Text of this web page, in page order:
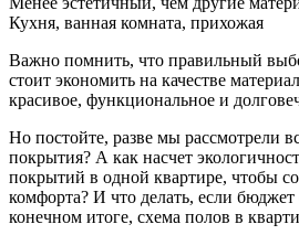
Кухня, ванная комната, прихожая
Важно помнить, что правильный
стоит экономить на качестве
красивое, функциональное и
Но постойте, разве мы рассмотрели
покрытия? А как насчет
покрытий в одной квартире, чтобы
комфорта? И что делать, если
конечном итоге, схема полов в